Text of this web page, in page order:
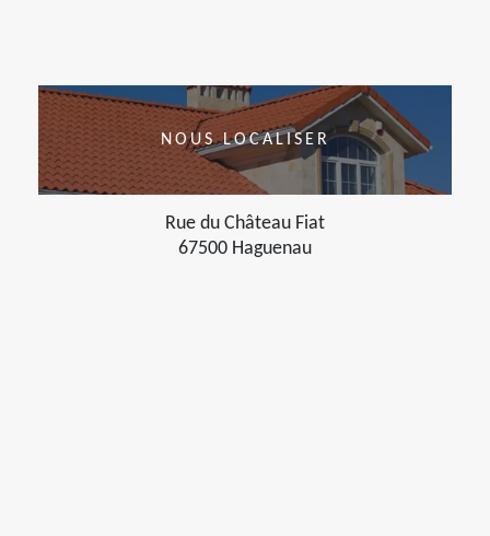
NOUS LOCALISER
Rue du Château Fiat
67500 Haguenau